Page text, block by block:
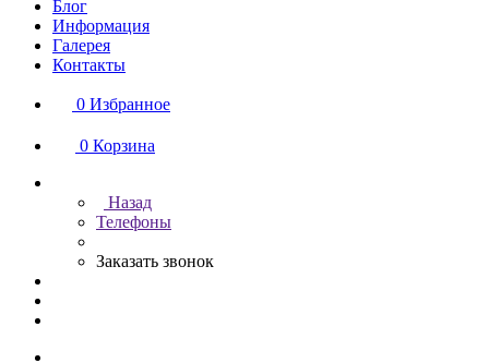
Блог
Информация
Галерея
Контакты
0 Избранное
0 Корзина
Назад
Телефоны
Заказать звонок